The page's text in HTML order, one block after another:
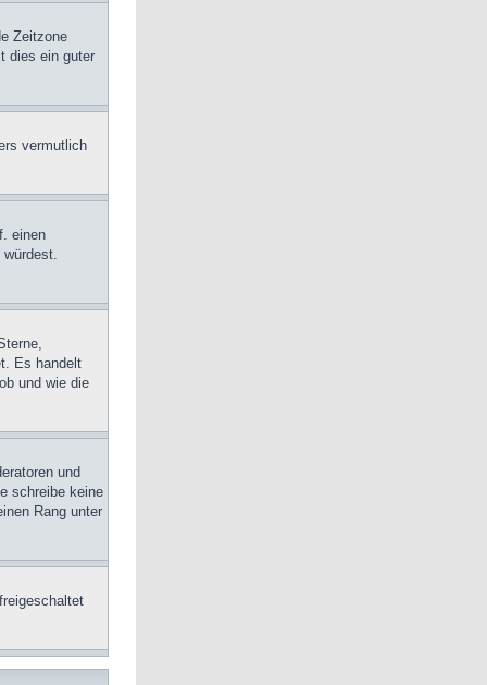
Zeitzone
dies ein guter
vermutlich
einen
Es handelt
und wie die
und
schreibe keine
Rang unter